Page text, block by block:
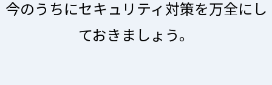
今のうちにセキュリティ対策を万全にし
ておきましょう。